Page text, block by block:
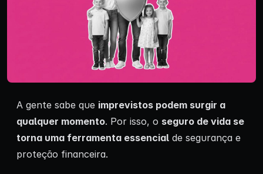
A gente sabe que imprevistos podem surgir a
qualquer momento. Por isso, o seguro de vida se
torna uma ferramenta essencial de segurança e
proteção financeira.